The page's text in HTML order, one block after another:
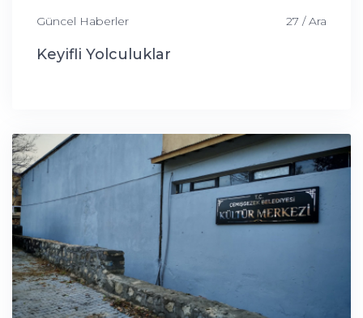
Güncel Haberler 27 / Ara
Keyifli Yolculuklar